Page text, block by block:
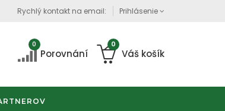
Rychlý kontakt na email: Prihlásenie
0
Porovnání
0
Váš košík